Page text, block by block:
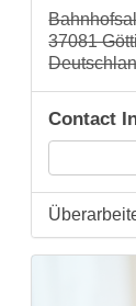
37081
Contact